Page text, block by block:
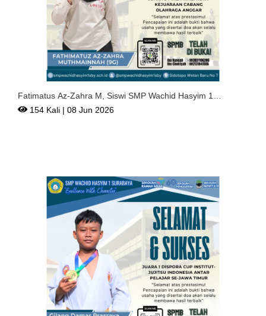
Fatimatus Az-Zahra M, Siswi SMP Wachid Hasyim 1
Surabaya Rai
154 Kali | 08 Jun 2026